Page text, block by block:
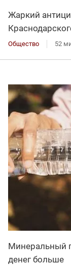
Жаркий
Общество 52
Минеральный
денег больше